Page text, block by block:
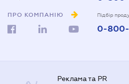
ПРО КОМПАНІЮ Підбір
0-800-
Реклама та PR